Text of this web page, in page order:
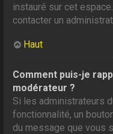
instauré sur cet
contacter un
Haut
Comment puis-je
modérateur ?
Si les administrateurs
fonctionnalité, un
du message que vous